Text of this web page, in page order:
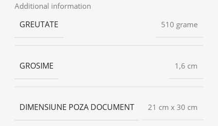
Additional information
GREUTATE 510 grame
GROSIME 1,6 cm
DIMENSIUNE POZA DOCUMENT 21 cm x 30 cm